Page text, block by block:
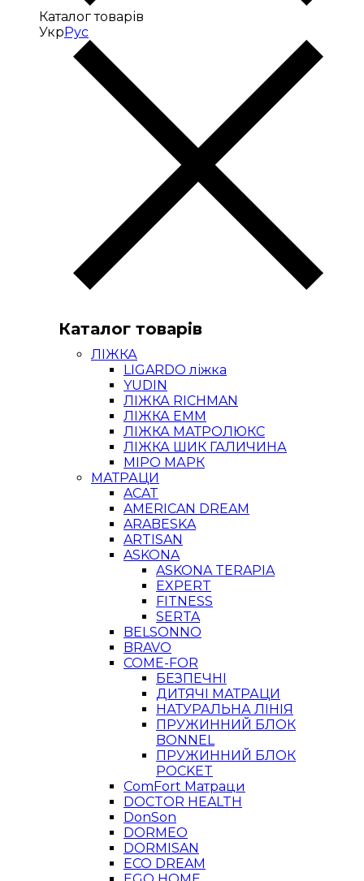
Каталог товарів
УкрРус
Каталог товарів
ЛІЖКА
LIGARDO ліжка
YUDIN
ЛІЖКА RICHMAN
ЛІЖКА ЕММ
ЛІЖКА МАТРОЛЮКС
ЛІЖКА ШИК ГАЛИЧИНА
МІРО МАРК
МАТРАЦИ
ACAT
AMERICAN DREAM
ARABESKA
ARTISAN
ASKONA
ASKONA TERAPIA
EXPERT
FITNESS
SERTA
BELSONNO
BRAVO
COME-FOR
БЕЗПЕЧНІ
ДИТЯЧІ МАТРАЦИ
НАТУРАЛЬНА ЛІНІЯ
ПРУЖИННИЙ БЛОК
BONNEL
ПРУЖИННИЙ БЛОК
POCKET
ComFort Матраци
DOCTOR HEALTH
DonSon
DORMEO
DORMISAN
ECO DREAM